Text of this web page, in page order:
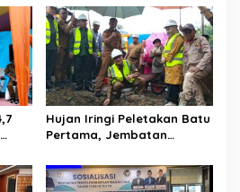
Jemput Anggaran
Hujan Iringi Peletakan Batu
Pertama, Jembatan
Pelangai Gadang Resmi
Dibangun